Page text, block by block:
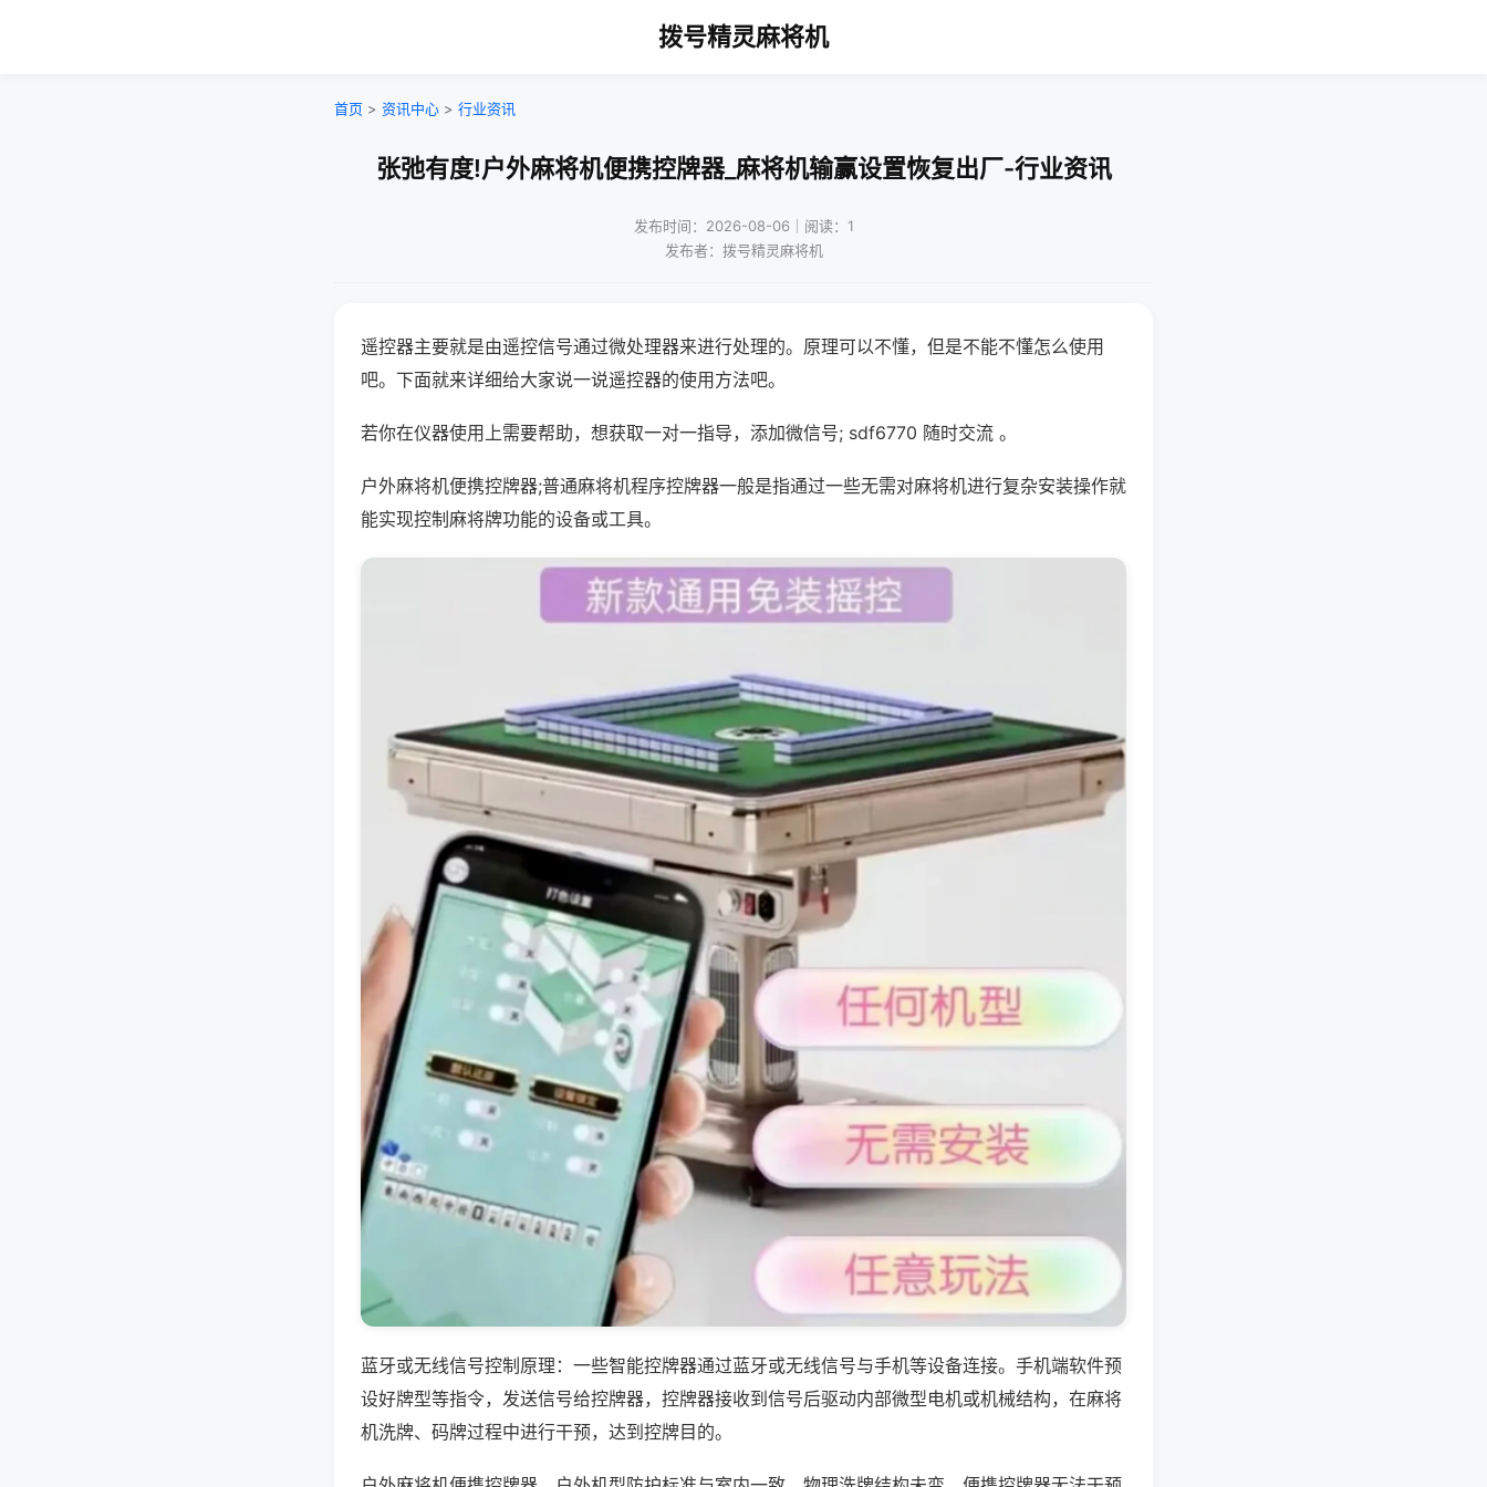
拨号精灵麻将机
首页 > 资讯中心 > 行业资讯
张弛有度!户外麻将机便携控牌器_麻将机输赢设置恢复出厂-行业资讯
发布时间：2026-08-06｜阅读：1
发布者：拨号精灵麻将机
遥控器主要就是由遥控信号通过微处理器来进行处理的。原理可以不懂，但是不能不懂怎么使用
吧。下面就来详细给大家说一说遥控器的使用方法吧。
若你在仪器使用上需要帮助，想获取一对一指导，添加微信号; sdf6770 随时交流 。
户外麻将机便携控牌器;普通麻将机程序控牌器一般是指通过一些无需对麻将机进行复杂安装操作就
能实现控制麻将牌功能的设备或工具。
蓝牙或无线信号控制原理：一些智能控牌器通过蓝牙或无线信号与手机等设备连接。手机端软件预
设好牌型等指令，发送信号给控牌器，控牌器接收到信号后驱动内部微型电机或机械结构，在麻将
机洗牌、码牌过程中进行干预，达到控牌目的。